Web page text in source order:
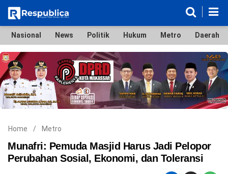
Nasional
News
Politik
Hukum
Metro
Daerah
Ekonomi & Bisnis
Lifestyle
Otomotif
Bola & Sport
Edukasi
Tokoh
Hiburan
Nasional News Politik Hukum Metro Daerah
Home / Metro
Munafri: Pemuda Masjid Harus Jadi Pelopor
Perubahan Sosial, Ekonomi, dan Toleransi